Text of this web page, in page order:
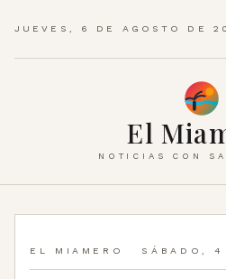
JUEVES, 6 DE AGOSTO DE
El
NOTICIAS CON
EL MIAMERO SÁBADO,